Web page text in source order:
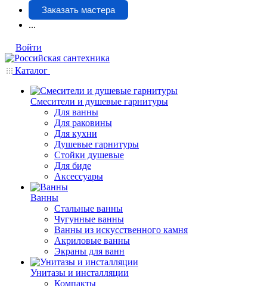
Заказать мастера
...
Войти
Каталог
Смесители и душевые гарнитуры
Для ванны
Для раковины
Для кухни
Душевые гарнитуры
Стойки душевые
Для биде
Аксессуары
Ванны
Стальные ванны
Чугунные ванны
Ванны из искусственного камня
Акриловые ванны
Экраны для ванн
Унитазы и инсталляции
Компакты